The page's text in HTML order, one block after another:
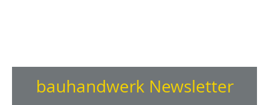
bauhandwerk Newsletter